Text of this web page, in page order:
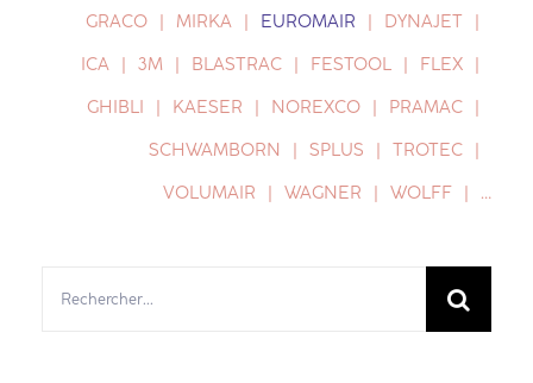
GRACO MIRKA EUROMAIR
DYNAJET
ICA
3M BLASTRAC FESTOOL
FLEX
GHIBLI
KAESER NOREXCO
PRAMAC
SCHWAMBORN
SPLUS
TROTEC
VOLUMAIR
WAGNER WOLFF …